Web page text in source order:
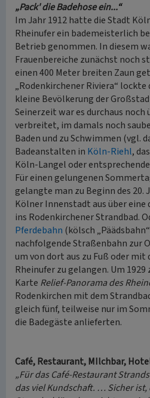
„Pack' die Badehose ein...“
Im Jahr 1912 hatte die Stadt
Rheinufer ein bademeisterlich
Betrieb genommen. In diesem
Frauenbereiche zunächst noch
einen 400 Meter breiten Zaun
„Rodenkirchener Riviera“ lockte
kleine Bevölkerung der
Seinerzeit war es durchaus noch
verbreitet, im damals noch
Baden und zu Schwimmen (vgl.
Badeanstalten in Köln-Riehl, das
Köln-Langel oder entsprechende
Für einen gelungenen
gelangte man zu Beginn des 20.
Kölner Innenstadt aus über
ins Rodenkirchener Strandbad.
Pferdebahn (kölsch
nachfolgende Straßenbahn zur
um von dort aus zu Fuß oder mit
Rheinufer zu gelangen. Um
Karte Relief-Panorama des
Rodenkirchen mit dem
gleich fünf, teilweise nur im
die Badegäste anlieferten.
Café, Restaurant, MIlchbar,
„Für das Café-Restaurant
das viel Kundschaft. … Sicher ist,